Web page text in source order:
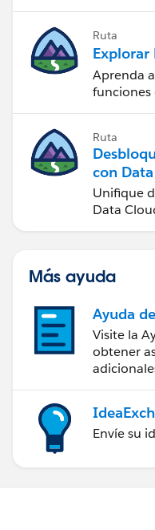
Ruta
Explorar
Aprenda
funciones
Ruta
con
Unifique
Data
Más ayuda
Ayuda
Visite la
obtener
Envíe su